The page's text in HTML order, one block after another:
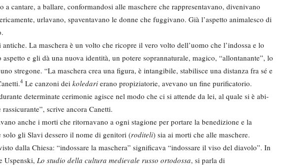
a cantare, a ballare, conformandosi alle maschere che rappresentavano, divenivano
urlavano, spaventavano le donne che fuggivano. Già l’aspetto animalesco di
La maschera è un volto che ricopre il vero volto dell’uomo che l’indossa e lo
e gli dà una nuova identità, un potere sopran­naturale, magico, “allontanante”, lo
stregone. “La maschera crea una figura, è in­tangibile, stabilisce una distanza fra sé e
4 Le canzoni dei koledari erano propi­ziatorie, avevano un fine purificatorio.
de­terminate cerimonie agisce nel modo che ci si attende da lei, al quale si è abi­
scrive ancora Canetti.
anche i morti che ritornavano a ogni stagione per portare la benedizione e la
solo gli Slavi dessero il nome di genitori (roditeli) sia ai mor­ti che alle maschere.
dalla Chie­sa: “indossare la maschera” significa­va “indossare il viso del diavolo”. In
Uspenski, Lo studio della cultura medievale russo­ ortodossa, si parla di